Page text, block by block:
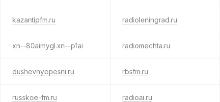
kazantipfm.ru radioleningrad.ru
xn--80aimygl.xn--p1ai radiomechta.ru
dushevnyepesni.ru rbsfm.ru
russkoe-fm.ru radioai.ru